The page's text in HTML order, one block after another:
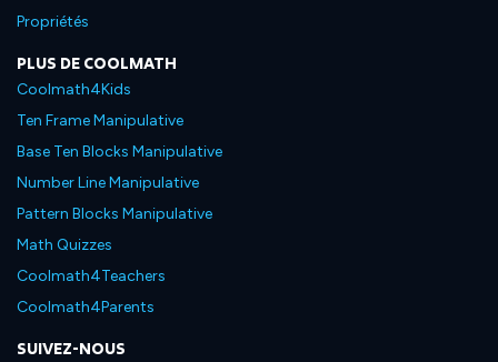
Propriétés
PLUS DE COOLMATH
Coolmath4Kids
Ten Frame Manipulative
Base Ten Blocks Manipulative
Number Line Manipulative
Pattern Blocks Manipulative
Math Quizzes
Coolmath4Teachers
Coolmath4Parents
SUIVEZ-NOUS